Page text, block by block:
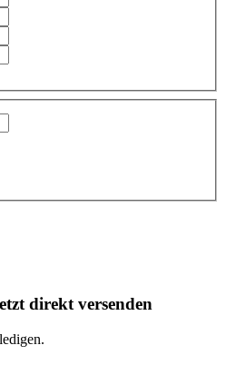
direkt versenden